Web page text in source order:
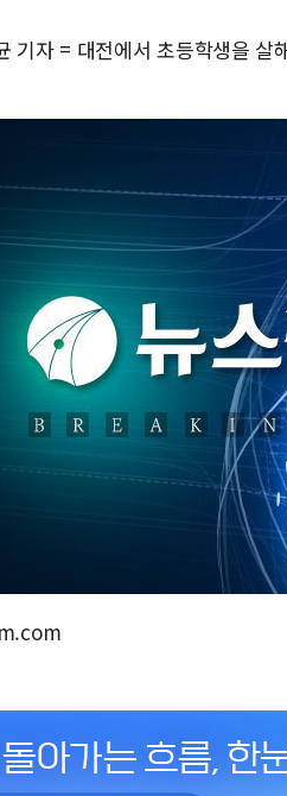
기자 = 대전에서 초등학생을